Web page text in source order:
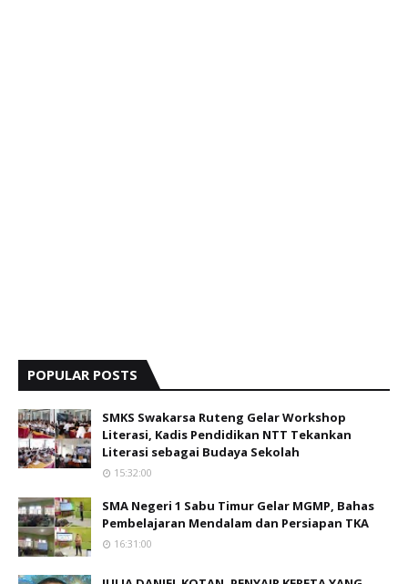
POPULAR POSTS
SMKS Swakarsa Ruteng Gelar Workshop
Literasi, Kadis Pendidikan NTT Tekankan
Literasi sebagai Budaya Sekolah
15:32:00
SMA Negeri 1 Sabu Timur Gelar MGMP, Bahas
Pembelajaran Mendalam dan Persiapan TKA
16:31:00